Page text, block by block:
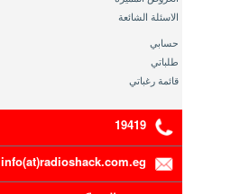
الاسئلة الشائعة
حسابي
طلباتي
قائمة رغباتي
19419
info(at)radioshack.com.eg